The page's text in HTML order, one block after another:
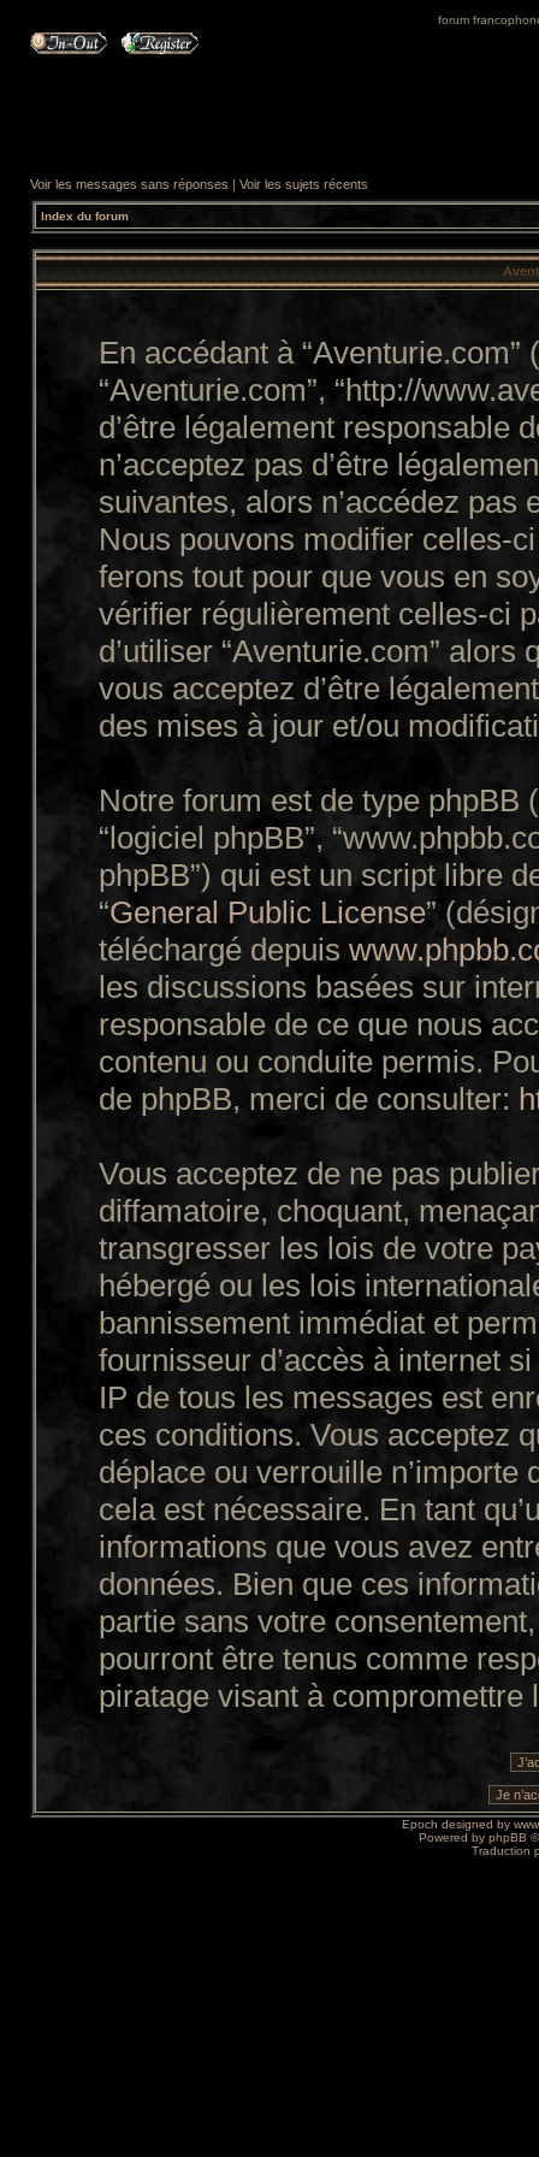
forum
Voir les messages sans réponses | Voir les sujets récents
Index du forum
En accédant à “Aventurie.com”
“Aventurie.com”, “http://
d’être légalement responsable
n’acceptez pas d’être
suivantes, alors n’accédez pas
Nous pouvons modifier celles-
ferons tout pour que vous en
vérifier régulièrement celles-ci
d’utiliser “Aventurie.com”
vous acceptez d’être
des mises à jour et/ou
Notre forum est de type phpBB
“logiciel phpBB”,
phpBB”) qui est un script libre
“General Public License”
téléchargé depuis
les discussions basées sur
responsable de ce que nous
contenu ou conduite permis.
de phpBB, merci de consulter:
Vous acceptez de ne pas
diffamatoire, choquant,
transgresser les lois de votre
hébergé ou les lois
bannissement immédiat et
fournisseur d’accès à internet
IP de tous les messages est
ces conditions. Vous acceptez
déplace ou verrouille
cela est nécessaire. En tant
informations que vous avez
données. Bien que ces
partie sans votre
pourront être tenus comme
piratage visant à compromettre
Epoch designed by
Powered by phpBB
Traduction